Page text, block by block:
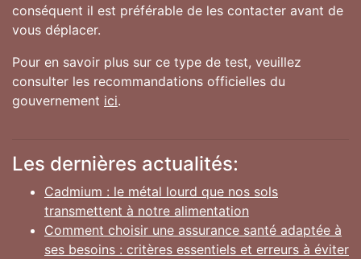
conséquent il est préférable de les contacter avant de
vous déplacer.
Pour en savoir plus sur ce type de test, veuillez
consulter les recommandations officielles du
gouvernement ici.
Les dernières actualités:
Cadmium : le métal lourd que nos sols
transmettent à notre alimentation
Comment choisir une assurance santé adaptée à
ses besoins : critères essentiels et erreurs à éviter